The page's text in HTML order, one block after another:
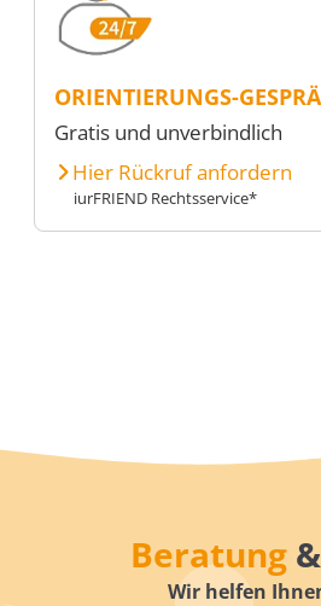
ORIENTIERUNGS-
Gratis und unverbindlich
Hier Rückruf anfordern
iurFRIEND Rechtsservice*
Beratung
Wir helfen